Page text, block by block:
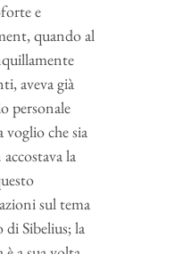
e
quando al
aveva già
personale
che sia
la
sul tema
Sibelius; la